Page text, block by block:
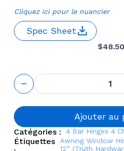
Cliquez ici pour le nuancier
Spec Sheet
$48.50
quantité
de 4 Bar
Window
Hinges
Steel) 12''
(Truth
Hardware
Ajouter au
Catégories : 4 Bar Hinges 4
Étiquettes
Awning Window
12” (Truth